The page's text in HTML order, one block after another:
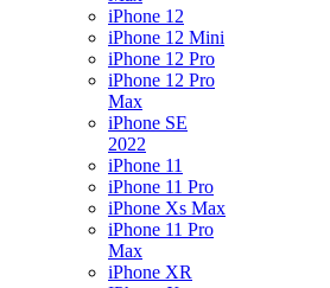
iPhone 12
iPhone 12 Mini
iPhone 12 Pro
iPhone 12 Pro
Max
iPhone SE
2022
iPhone 11
iPhone 11 Pro
iPhone Xs Max
iPhone 11 Pro
Max
iPhone XR